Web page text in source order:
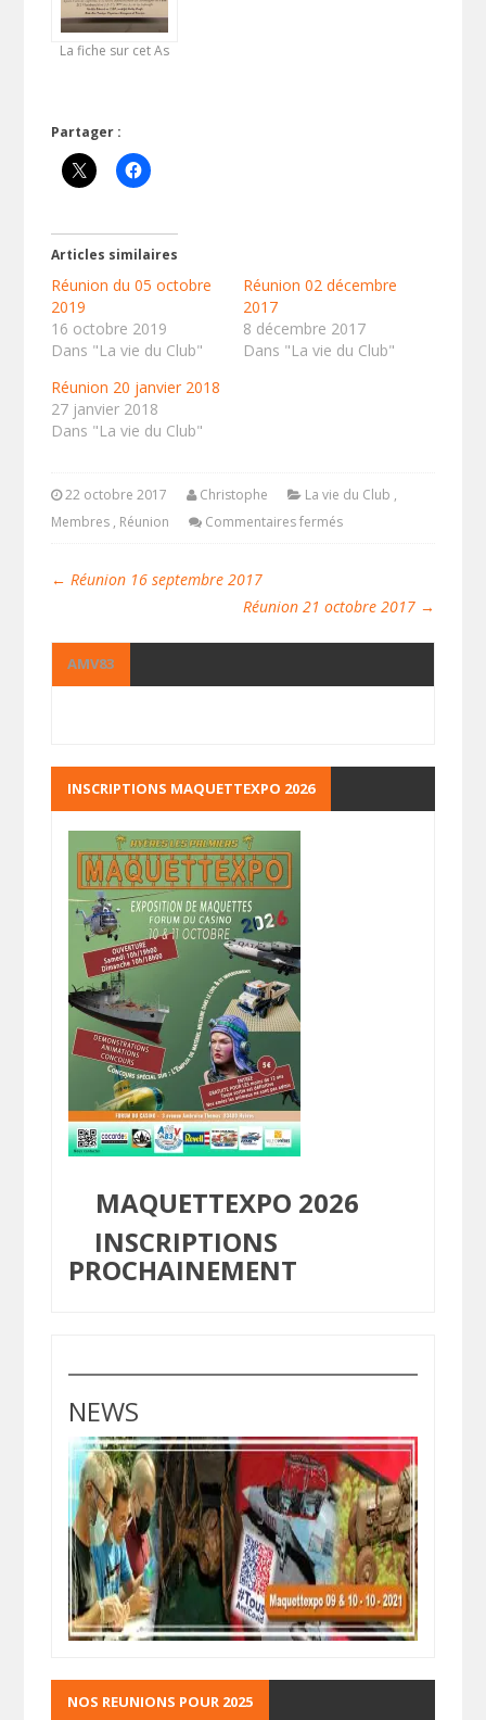
La fiche sur cet As
Partager :
Articles similaires
Réunion du 05 octobre
2019
16 octobre 2019
Dans "La vie du Club"
Réunion 02 décembre
2017
8 décembre 2017
Dans "La vie du Club"
Réunion 20 janvier 2018
27 janvier 2018
Dans "La vie du Club"
22 octobre 2017 Christophe La vie du Club ,
Membres , Réunion Commentaires fermés
← Réunion 16 septembre 2017
Réunion 21 octobre 2017 →
AMV83
INSCRIPTIONS MAQUETTEXPO 2026
MAQUETTEXPO 2026
INSCRIPTIONS
PROCHAINEMENT
NEWS
NOS REUNIONS POUR 2025